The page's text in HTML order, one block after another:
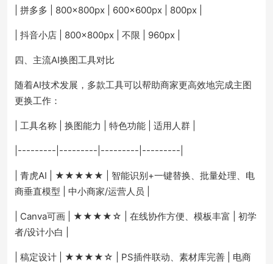
| 拼多多 | 800×800px | 600×600px | 800px |
| 抖音小店 | 800×800px | 不限 | 960px |
四、主流AI换图工具对比
随着AI技术发展，多款工具可以帮助商家更高效地完成主图
更换工作：
| 工具名称 | 换图能力 | 特色功能 | 适用人群 |
|---------|---------|---------|---------|
| 青虎AI | ★★★★★ | 智能识别+一键替换、批量处理、电
商垂直模型 | 中小商家/运营人员 |
| Canva可画 | ★★★★☆ | 在线协作方便、模板丰富 | 初学
者/设计小白 |
| 稿定设计 | ★★★★☆ | PS插件联动、素材库完善 | 电商